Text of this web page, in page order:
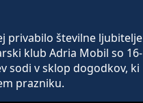
privabilo številne ljubitelje
klub Adria Mobil so 16-
sodi v sklop dogodkov, ki
prazniku.